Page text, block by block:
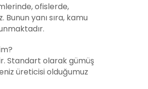
ofislerde,
yanı sıra, kamu
Standart olarak gümüş
üreticisi olduğumuz